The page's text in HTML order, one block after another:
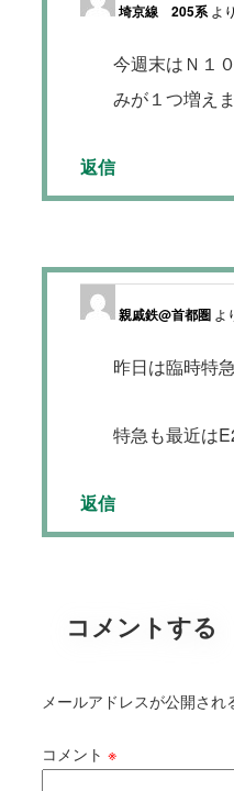
埼京線 205系 よ
今週末はＮ１
みが１つ増え
返信
親戚鉄@首都圏 よ
昨日は臨時特
特急も最近は
返信
コメントする
メールアドレスが公開され
コメント ※